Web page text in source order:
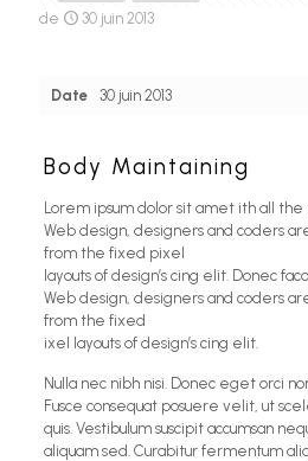
de 30 juin 2013
Date 30 juin 2013
Body Maintaining
Lorem ipsum dolor sit amet ith all
Web design, designers and coders
from the fixed pixel
layouts of design’s cing elit. Donec
Web design, designers and coders
from the fixed
ixel layouts of design’s cing elit.
Nulla nec nibh nisi. Donec eget orci
Fusce consequat posuere velit, ut
quis. Vestibulum suscipit accumsan
aliquam sed. Curabitur fermentum